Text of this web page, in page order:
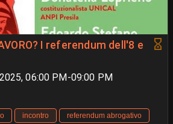
I referendum dell'8 e
06:00 PM-09:00 PM
incontro referendum abrogativo